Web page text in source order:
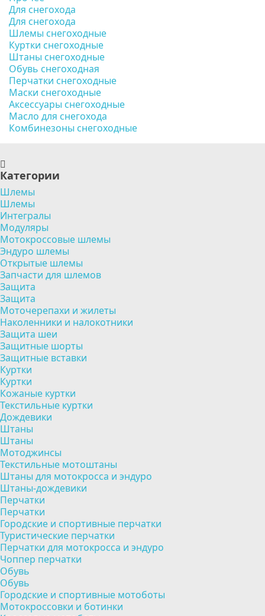
Для снегохода
Для снегохода
Шлемы снегоходные
Куртки снегоходные
Штаны снегоходные
Обувь снегоходная
Перчатки снегоходные
Маски снегоходные
Аксессуары снегоходные
Масло для снегохода
Комбинезоны снегоходные
Категории
Шлемы
Шлемы
Интегралы
Модуляры
Мотокроссовые шлемы
Эндуро шлемы
Открытые шлемы
Запчасти для шлемов
Защита
Защита
Моточерепахи и жилеты
Наколенники и налокотники
Защита шеи
Защитные шорты
Защитные вставки
Куртки
Куртки
Кожаные куртки
Текстильные куртки
Дождевики
Штаны
Штаны
Мотоджинсы
Текстильные мотоштаны
Штаны для мотокросса и эндуро
Штаны-дождевики
Перчатки
Перчатки
Городские и спортивные перчатки
Туристические перчатки
Перчатки для мотокросса и эндуро
Чоппер перчатки
Обувь
Обувь
Городские и спортивные мотоботы
Мотокроссовки и ботинки